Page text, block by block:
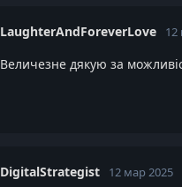
LaughterAndForeverLove 12
Величезне дякую за
DigitalStrategist 12 мар 2025